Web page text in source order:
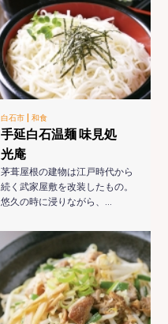
白石市 | 和食
手延白石温麺 味見処
光庵
茅葺屋根の建物は江戸時代から
続く武家屋敷を改装したもの。
悠久の時に浸りながら、…